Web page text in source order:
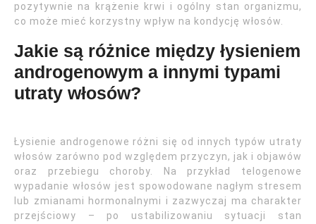
pozytywnie na krążenie krwi i ogólny stan organizmu,
co może mieć korzystny wpływ na kondycję włosów.
Jakie są różnice między łysieniem
androgenowym a innymi typami
utraty włosów?
Łysienie androgenowe różni się od innych typów utraty
włosów zarówno pod względem przyczyn, jak i objawów
oraz przebiegu choroby. Na przykład telogenowe
wypadanie włosów jest spowodowane nagłym stresem
lub zmianami hormonalnymi i zazwyczaj ma charakter
przejściowy – po ustabilizowaniu sytuacji stan